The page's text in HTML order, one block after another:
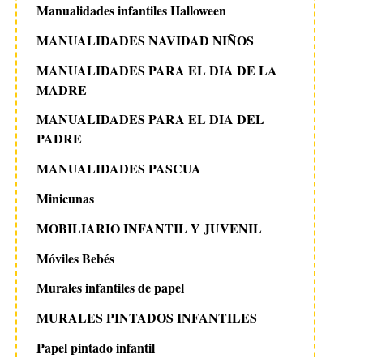
Manualidades infantiles Halloween
MANUALIDADES NAVIDAD NIÑOS
MANUALIDADES PARA EL DIA DE LA
MADRE
MANUALIDADES PARA EL DIA DEL
PADRE
MANUALIDADES PASCUA
Minicunas
MOBILIARIO INFANTIL Y JUVENIL
Móviles Bebés
Murales infantiles de papel
MURALES PINTADOS INFANTILES
Papel pintado infantil